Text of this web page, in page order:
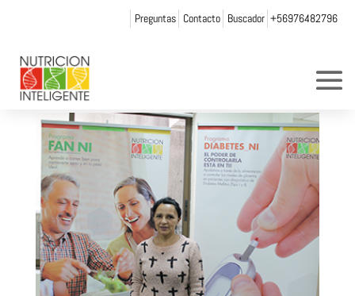
Preguntas Contacto Buscador +56976482796
5
porWeb Admin NI